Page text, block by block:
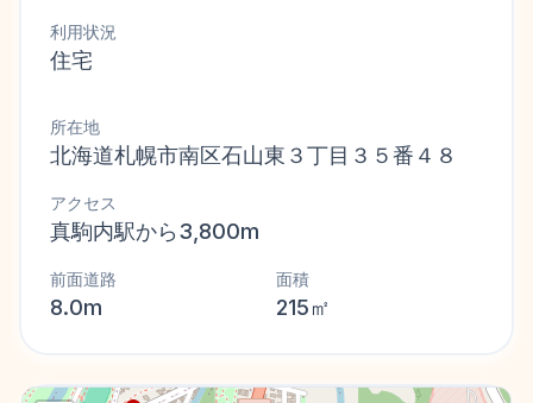
利用状況
住宅
所在地
北海道札幌市南区石山東３丁目３５番４８
アクセス
真駒内駅から3,800m
前面道路
8.0m
面積
215㎡